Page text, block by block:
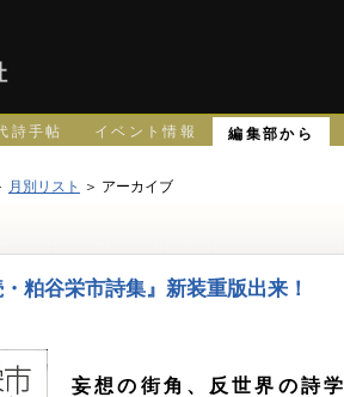
詩手帖 イベント情報 編集部から
月別リスト ＞ アーカイブ
粕谷栄市詩集』新装重版出来！
妄想の街角、反世界の詩学